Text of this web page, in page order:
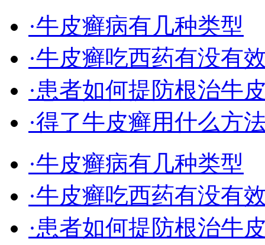
·牛皮癣病有几种类型
·牛皮癣吃西药有没有
·患者如何提防根治牛
·得了牛皮癣用什么方
·牛皮癣病有几种类型
·牛皮癣吃西药有没有
·患者如何提防根治牛